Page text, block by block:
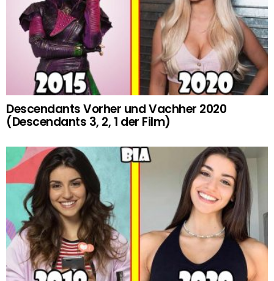
Descendants Vorher und Vachher 2020
(Descendants 3, 2, 1 der Film)